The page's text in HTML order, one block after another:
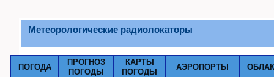
Метеорологические радиолокаторы
ПОГОДА
ПРОГНОЗ
ПОГОДЫ
КАРТЫ
ПОГОДЫ
АЭРОПОРТЫ